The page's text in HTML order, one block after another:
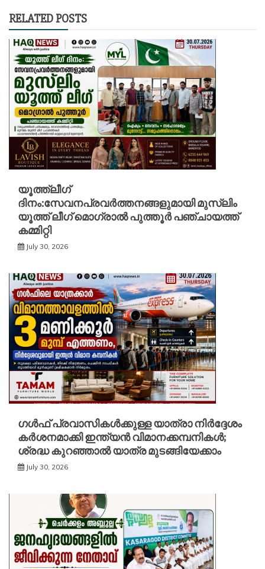
RELATED POSTS
യൂത്ത്ലീഗ്
ദിനം:സേവനപ്രവർത്തനങ്ങളുമായി മുസ്ലിം
യൂത്ത് ലീഗ് മൊഗ്രാൽ പുത്തൂർ പഞ്ചായത്ത്
കമ്മിറ്റി
July 30, 2026
ഗൾഫ് പ്രവാസികൾക്കുള്ള യാത്രാ നിർദ്ദേശം
കർശനമാക്കി ഇന്ത്യൻ വിമാനക്കമ്പനികൾ;
ശ്രദ്ധ കുറഞ്ഞാൽ യാത്ര മുടങ്ങിയേക്കാം
July 30, 2026